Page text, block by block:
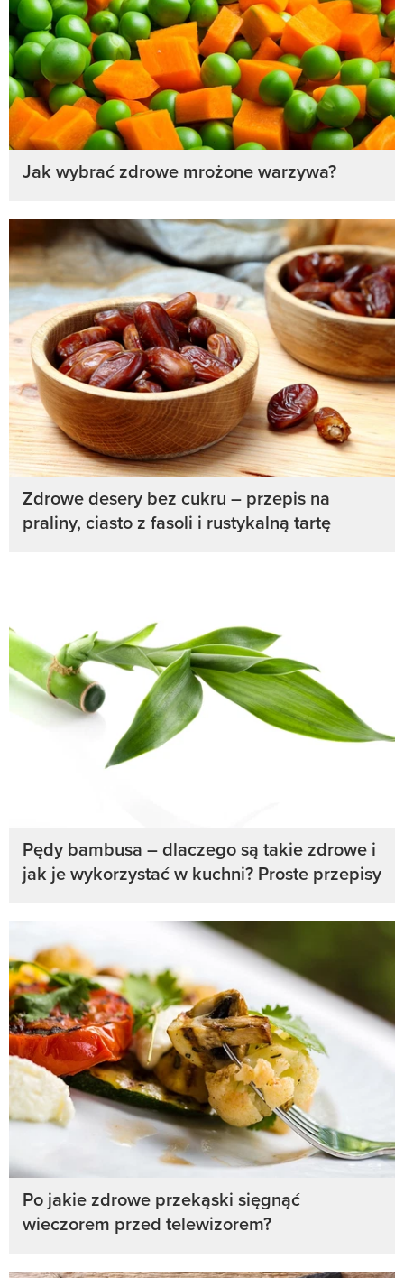
Jak wybrać zdrowe mrożone warzywa?
Zdrowe desery bez cukru – przepis na
praliny, ciasto z fasoli i rustykalną tartę
Pędy bambusa – dlaczego są takie zdrowe i
jak je wykorzystać w kuchni? Proste przepisy
Po jakie zdrowe przekąski sięgnąć
wieczorem przed telewizorem?